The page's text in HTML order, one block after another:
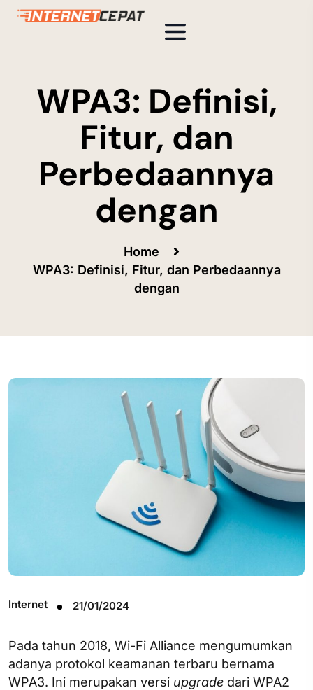
WPA3: Definisi,
Fitur, dan
Perbedaannya
dengan
Home
WPA3: Definisi, Fitur, dan Perbedaannya
dengan
Internet 21/01/2024
Pada tahun 2018, Wi-Fi Alliance mengumumkan
adanya protokol keamanan terbaru bernama
WPA3. Ini merupakan versi upgrade dari WPA2